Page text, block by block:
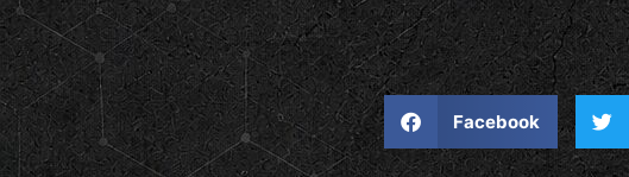
Facebook